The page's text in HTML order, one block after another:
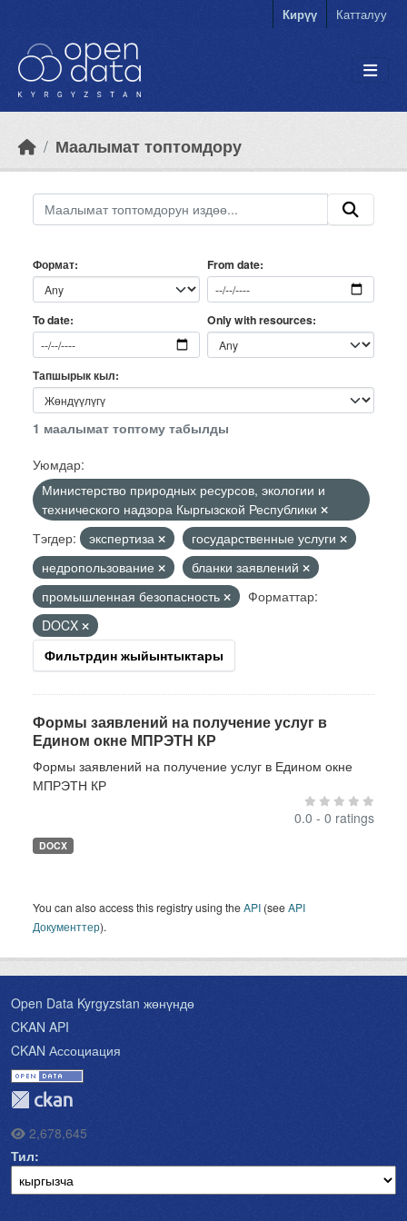
Кирүү Катталуу
Маалымат топтомдору
Формат From date
To date Only with resources
Тапшырык кыл
1 маалымат топтому табылды
Уюмдар:
Министерство природных ресурсов, экологии и
технического надзора Кыргызской Республики
Тэгдер:
экспертиза
государственные услуги
недропользование
бланки заявлений
промышленная безопасность
Форматтар:
DOCX
Фильтрдин жыйынтыктары
Формы заявлений на получение услуг в
Едином окне МПРЭТН КР
Формы заявлений на получение услуг в Едином окне
МПРЭТН КР
0.0 - 0 ratings
DOCX
You can also access this registry using theAPI (seeAPI
Документтер).
Open Data Kyrgyzstan жөнүндө
CKAN API
CKAN Ассоциация
2,678,645
Тил